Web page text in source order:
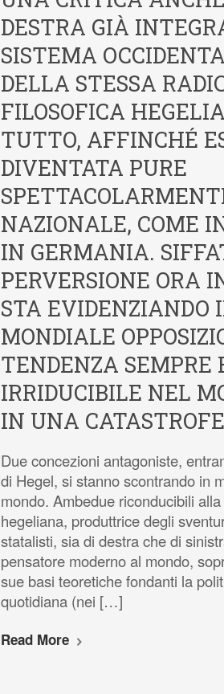
DESTRA GIÀ
SISTEMA
DELLA STESSA
FILOSOFICA
TUTTO, AFFINCHÉ
DIVENTATA PURE
NAZIONALE, COME
IN GERMANIA.
PERVERSIONE ORA
STA EVIDENZIANDO
MONDIALE
TENDENZA SEMPRE
IRRIDUCIBILE NEL
IN UNA
Due concezioni antagoniste,
di Hegel, si stanno scontrando in
mondo. Ambedue riconducibili alla
hegeliana, produttrice degli
statalisti, sia di destra che di
pensatore moderno al mondo,
sue basi teoretiche fondanti la
quotidiana (nei […]
Read More